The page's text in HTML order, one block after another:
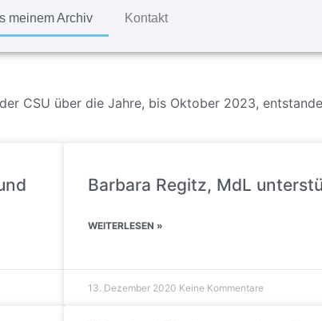
meinem Archiv Kontakt
CSU über die Jahre, bis Oktober 2023,
Barbara Regitz, MdL
WEITERLESEN »
13. Dezember 2020 Keine Kommentare